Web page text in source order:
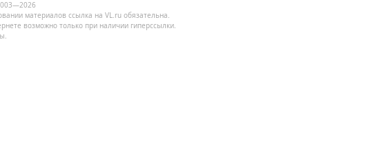
материалов ссылка на VL.ru обязательна.
возможно только при наличии гиперссылки.